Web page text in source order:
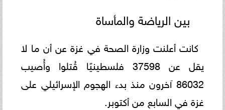
بين الرياضة والمأساة
كانت أعلنت وزارة الصحة في غزة عن أن ما لا
يقل عن 37598 فلسطينيًا قُتلوا وأُصيب
86032 آخرون منذ بدء الهجوم الإسرائيلي على
غزة في السابع من أكتوبر.